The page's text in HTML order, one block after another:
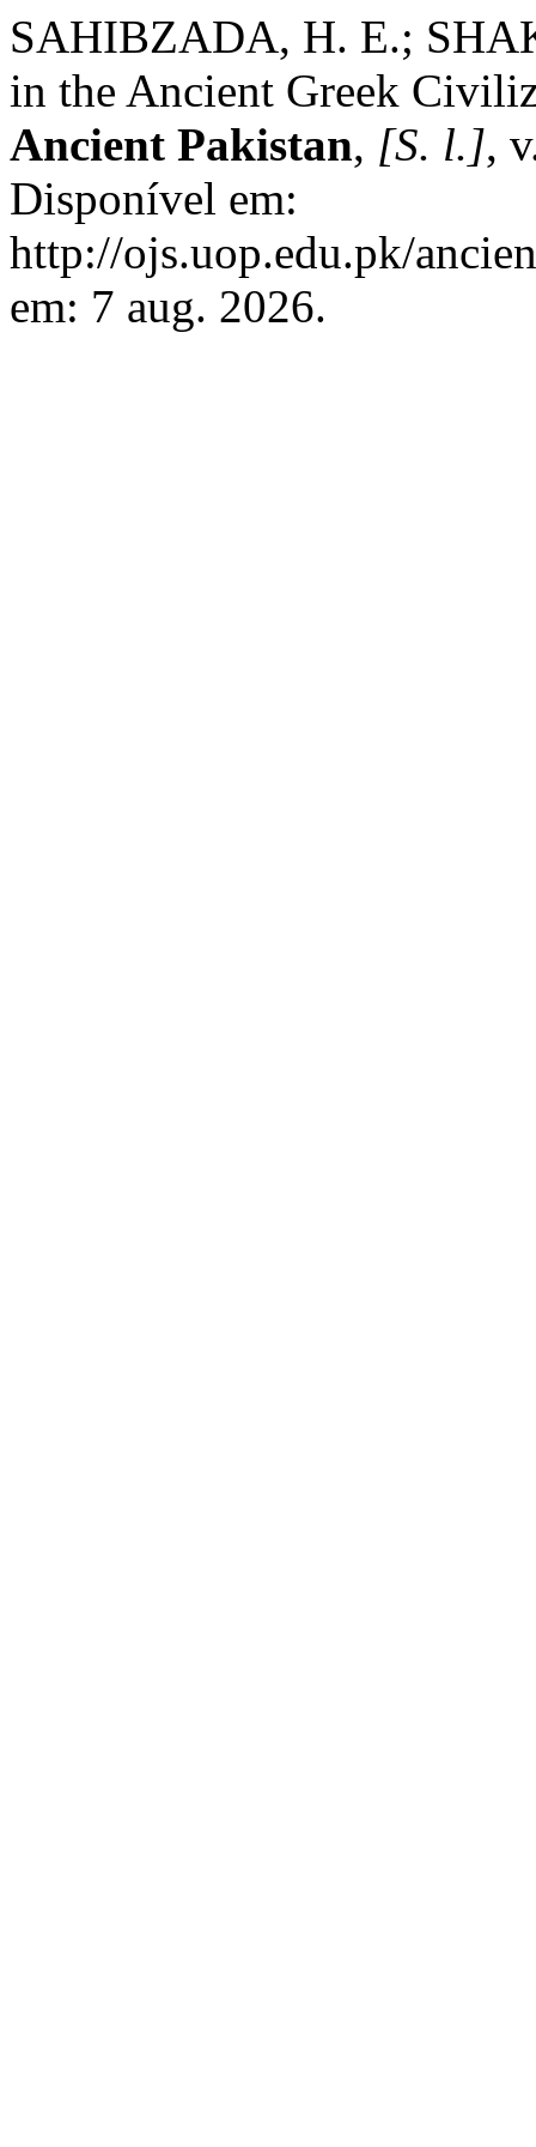
SAHIBZADA, H. E.;
in the Ancient Greek
Ancient Pakistan, [S. l.],
Disponível em:
http://ojs.uop.edu.pk/
em: 7 aug. 2026.